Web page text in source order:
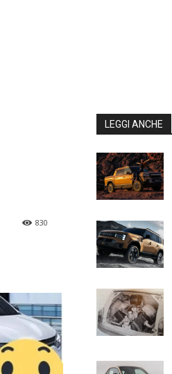
830
LEGGI ANCHE